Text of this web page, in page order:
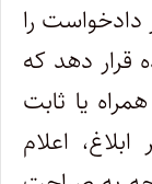
را
قرار دهد که
یا ثابت
اعلام